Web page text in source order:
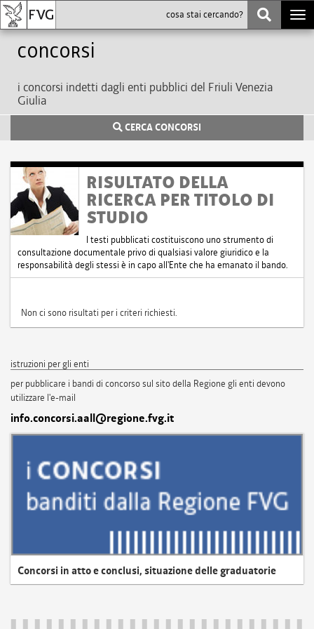
Concorsi
i concorsi indetti dagli enti pubblici del Friuli Venezia
Giulia
CERCA CONCORSI
RISULTATO DELLA
RICERCA PER TITOLO DI
STUDIO
I testi pubblicati costituiscono uno strumento di
consultazione documentale privo di qualsiasi valore giuridico e la
responsabilità degli stessi è in capo all'Ente che ha emanato il bando.
Non ci sono risultati per i criteri richiesti.
istruzioni per gli enti
per pubblicare i bandi di concorso sul sito della Regione gli enti devono
utilizzare l'e-mail
info.concorsi.aall@regione.fvg.it
Concorsi in atto e conclusi, situazione delle graduatorie